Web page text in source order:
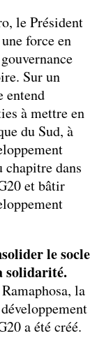
le Président
force en
Sur un
entend
à mettre en
du Sud, à
chapitre dans
et bâtir
le socle
solidarité.
la
a été créé.